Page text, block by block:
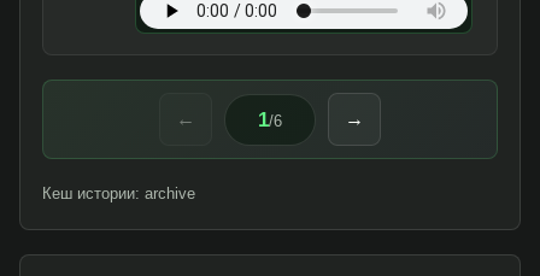
← 1/6 →
Кеш истории: archive